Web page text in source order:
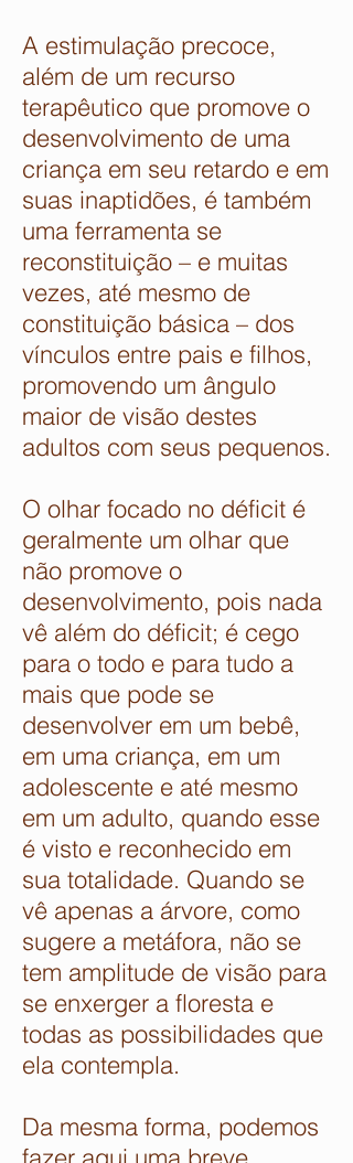
A estimulação precoce,
além de um recurso
terapêutico que promove o
desenvolvimento de uma
criança em seu retardo e em
suas inaptidões, é também
uma ferramenta se
reconstituição – e muitas
vezes, até mesmo de
constituição básica – dos
vínculos entre pais e filhos,
promovendo um ângulo
maior de visão destes
adultos com seus pequenos.
O olhar focado no déficit é
geralmente um olhar que
não promove o
desenvolvimento, pois nada
vê além do déficit; é cego
para o todo e para tudo a
mais que pode se
desenvolver em um bebê,
em uma criança, em um
adolescente e até mesmo
em um adulto, quando esse
é visto e reconhecido em
sua totalidade. Quando se
vê apenas a árvore, como
sugere a metáfora, não se
tem amplitude de visão para
se enxerger a floresta e
todas as possibilidades que
ela contempla.
Da mesma forma, podemos